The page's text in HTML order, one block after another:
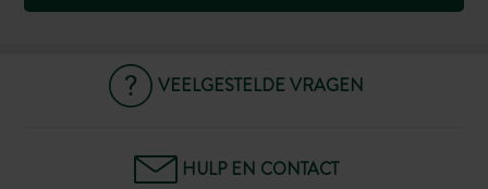
VEELGESTELDE VRAGEN
HULP EN CONTACT